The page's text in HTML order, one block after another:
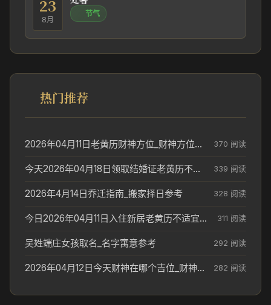
23
8月
节气
热门推荐
2026年04月11日老黄历财神方位_财神方位与供奉讲究 370 阅读
今天2026年04月18日领取结婚证老黄历不适合吗_领证日期参考 339 阅读
2026年4月14日乔迁指南_搬家择日参考 328 阅读
今日2026年04月11日入住新居老黄历不适宜吗_搬家择日参考 311 阅读
吴姓端庄女孩取名_名字寓意参考 292 阅读
2026年04月12日今天财神在哪个吉位_财神方位参考 282 阅读